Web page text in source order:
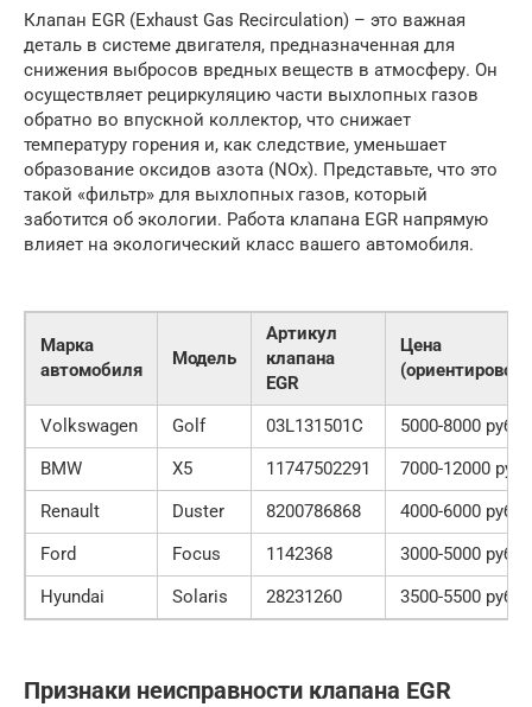
Клапан EGR (Exhaust Gas Recirculation) – это важная
деталь в системе двигателя, предназначенная для
снижения выбросов вредных веществ в атмосферу. Он
осуществляет рециркуляцию части выхлопных газов
обратно во впускной коллектор, что снижает
температуру горения и, как следствие, уменьшает
образование оксидов азота (NOx). Представьте, что это
такой «фильтр» для выхлопных газов, который
заботится об экологии. Работа клапана EGR напрямую
влияет на экологический класс вашего автомобиля.
Марка
автомобиля
Модель
Артикул
клапана
EGR
Цена
Volkswagen Golf 03L131501C
5000-8000 руб.
BMW
X5 11747502291
7000-12000 руб.
Renault
Duster 8200786868
4000-6000 руб.
Ford
Focus 1142368
3000-5000 руб.
Hyundai
Solaris 28231260 3500-5500 руб.
Признаки неисправности клапана EGR